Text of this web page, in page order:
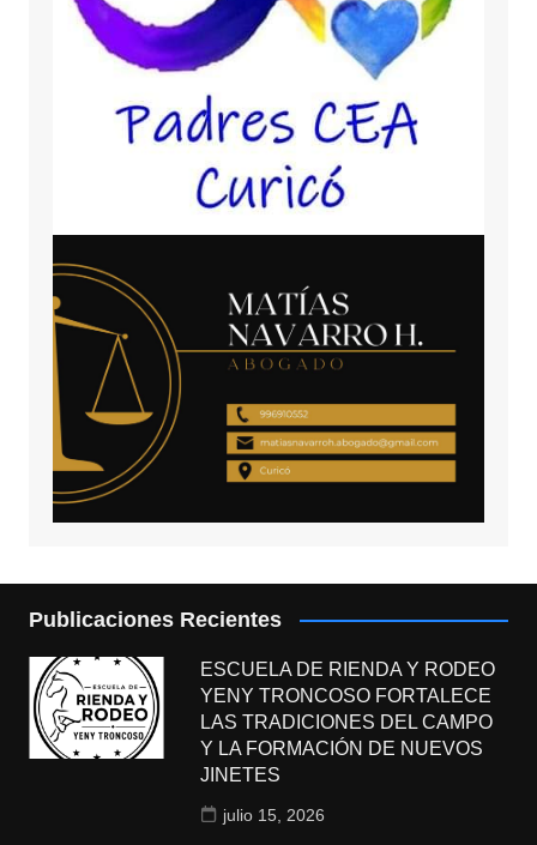
Publicaciones Recientes
ESCUELA DE RIENDA Y RODEO
YENY TRONCOSO FORTALECE
LAS TRADICIONES DEL CAMPO
Y LA FORMACIÓN DE NUEVOS
JINETES
julio 15, 2026